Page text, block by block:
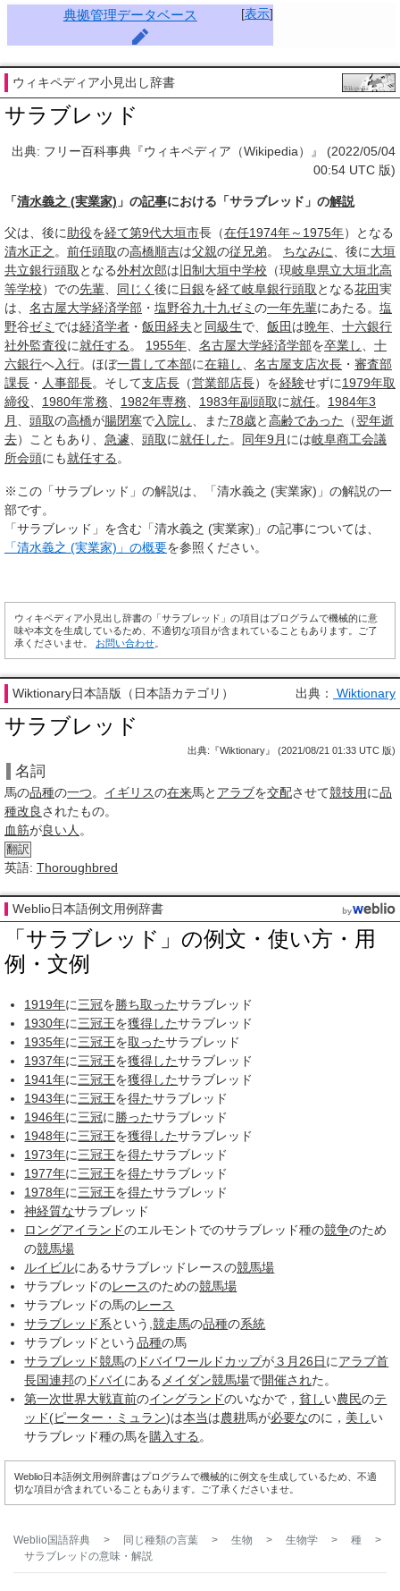
[表示]
典拠管理データベース
ウィキペディア小見出し辞書
サラブレッド
出典: フリー百科事典『ウィキペディア（Wikipedia）』 (2022/05/04
00:54 UTC 版)
「清水義之 (実業家) 」の記事における「サラブレッド」の解説
父は、後に助役を経て第9代大垣市長（在任1974年～1975年）となる
清水正之 。 前任頭取の高橋順吉は父親の従兄弟。 ちなみに 、後に大垣
共立銀行頭取 となる外村次郎は旧制大垣中学校 （現岐阜県立大垣北高
等学校）での先輩 同じく 後に 日銀を経て岐阜銀行頭取 となる花田実
は、 名古屋大学経済学部 ・ 塩野谷九十九ゼミ の一年先輩にあたる。 塩
野谷ゼミ では経済学者 ・ 飯田経夫と 同級生で、 飯田は晩年
十六銀行
社外監査役に就任する 。 1955年 名古屋大学経済学部を卒業し
十
六銀行へ入行。ほぼ一貫して本部に在籍し 名古屋支店次長 ・ 審査部
課長 ・ 人事部長。そして支店長 （営業部店長）を経験せずに1979年取
締役
1980年常務 1982年専務 1983年副頭取に就任。 1984年3
月
頭取の高橋が腸閉塞で入院し 、また78歳と高齢であった （翌年逝
去）こともあり、 急遽 頭取に就任した 。 同年9月 には岐阜商工会議
所会頭にも就任する 。
※この「サラブレッド」の解説は、「清水義之 (実業家)」の解説の一
部です。
「サラブレッド」を含む「清水義之 (実業家)」の記事については、
「清水義之 (実業家)」の概要を参照ください。
ウィキペディア小見出し辞書の「サラブレッド」の項目はプログラムで機械的に意
味や本文を生成しているため、不適切な項目が含まれていることもあります。ご了
承くださいませ。 お問い合わせ
Wiktionary日本語版（日本語カテゴリ） 出典： Wiktionary
サラブレッド
出典:『Wiktionary』 (2021/08/21 01:33 UTC 版)
名詞
馬の品種の一つ。 イギリスの在来馬と アラブを交配させて競技用に品
種改良されたもの。
血筋が良い人 。
翻訳
英語: Thoroughbred
Weblio日本語例文用例辞書
「サラブレッド」の例文・使い方・用
例・文例
1919年に三冠を勝ち取ったサラブレッド
1930年に三冠王を獲得したサラブレッド
1935年に三冠王を取ったサラブレッド
1937年に三冠王を獲得したサラブレッド
1941年に三冠王を獲得したサラブレッド
1943年に三冠王を得たサラブレッド
1946年に三冠に勝ったサラブレッド
1948年に三冠王を獲得したサラブレッド
1973年に三冠王を得たサラブレッド
1977年に三冠王を得たサラブレッド
1978年に三冠王を得たサラブレッド
神経質なサラブレッド
ロングアイランドのエルモントでのサラブレッド種の競争のため
の競馬場
ルイビルにあるサラブレッドレースの競馬場
サラブレッドのレースのための競馬場
サラブレッドの馬のレース
サラブレッド系という,競走馬の品種の系統
サラブレッドという品種の馬
サラブレッド競馬の ドバイワールドカップが３月26日にアラブ首
長国連邦の ドバイにある メイダン競馬場で開催された。
第一次世界大戦直前のイングランドのいなかで，貧しい農民のテ
ッド(ピーター・ミュラン)は本当は農耕馬が必要なのに， 美しい
サラブレッド種の馬を購入する 。
Weblio日本語例文用例辞書はプログラムで機械的に例文を生成しているため、不適
切な項目が含まれていることもあります。ご了承くださいませ。
Weblio国語辞典 > 同じ種類の言葉 > 生物 > 生物学 > 種
>
サラブレッドの意味・解説